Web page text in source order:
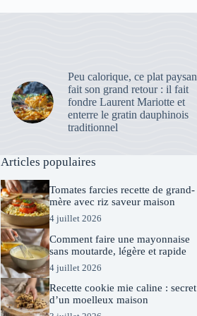
Peu calorique, ce plat paysan
fait son grand retour : il fait
fondre Laurent Mariotte et
enterre le gratin dauphinois
traditionnel
Articles populaires
Tomates farcies recette de grand-
mère avec riz saveur maison
4 juillet 2026
Comment faire une mayonnaise
sans moutarde, légère et rapide
4 juillet 2026
Recette cookie mie caline : secret
d’un moelleux maison